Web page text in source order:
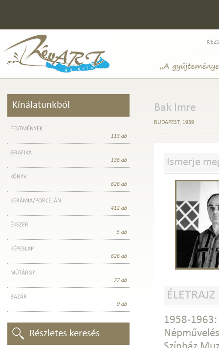
Kínálatunkból
FESTMÉNYEK
113 db
GRAFIKA
136 db
KÖNYV
626 db
KERÁMIA/PORCELÁN
412 db
ÉKSZER
5 db
KÉPESLAP
626 db
MŰTÁRGY
77 db
BAZÁR
0 db
Részletes keresés
Bak Imre
BUDAPEST, 1939
Ismerje
ÉLETRAJZ
1958-1963: